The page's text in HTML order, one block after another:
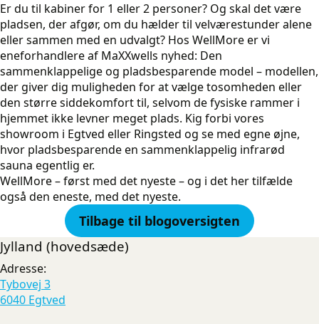
Er du til kabiner for 1 eller 2 personer? Og skal det være
pladsen, der afgør, om du hælder til velværestunder alene
eller sammen med en udvalgt? Hos WellMore er vi
eneforhandlere af MaXXwells nyhed: Den
sammenklappelige og pladsbesparende model – modellen,
der giver dig muligheden for at vælge tosomheden eller
den større siddekomfort til, selvom de fysiske rammer i
hjemmet ikke levner meget plads. Kig forbi vores
showroom i Egtved eller Ringsted og se med egne øjne,
hvor pladsbesparende en sammenklappelig infrarød
sauna egentlig er.
WellMore – først med det nyeste – og i det her tilfælde
også den eneste, med det nyeste.
Tilbage til blogoversigten
Jylland (hovedsæde)
Adresse:
Tybovej 3
6040 Egtved